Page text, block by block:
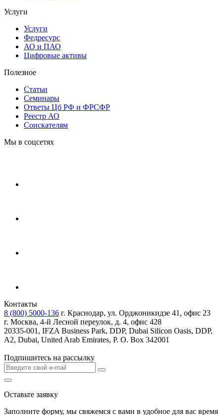
Услуги
Услуги
Федресурс
АО и ПАО
Цифровые активы
Полезное
Статьи
Cеминары
Ответы Цб РФ и ФРСФР
Реестр АО
Соискателям
Мы в соцсетях
Контакты
8 (800) 5000-136 г. Краснодар, ул. Орджоникидзе 41, офис 23
г. Москва, 4-й Лесной переулок, д. 4, офис 428
20335-001, IFZA Business Park, DDP, Dubai Silicon Oasis, DDP,
A2, Dubai, United Arab Emirates, P. O. Box 342001
Подпишитесь на рассылку
Оставьте заявку
Заполните форму, мы свяжемся с вами в удобное для вас время